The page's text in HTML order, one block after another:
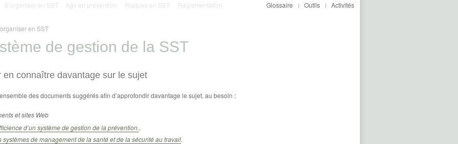
S’organiser en SST Agir en prévention Risques en SST Réglementation Activités
Outils |
Glossaire |
en SST
de gestion de la SST
en connaître davantage sur le sujet
des documents suggérés afin d’approfondir davantage le sujet, au besoin :
et sites Web
d’un système de gestion de la prévention..
systèmes de management de la santé et de la sécurité au travail.